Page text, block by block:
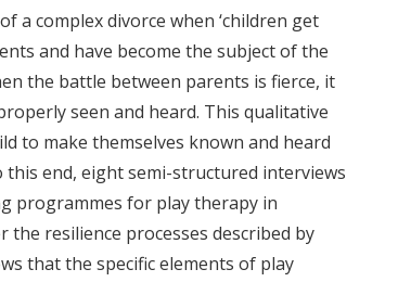
a complex divorce when ‘children get
and have become the subject of the
the battle between parents is fierce, it
seen and heard. This qualitative
to make themselves known and heard
end, eight semi-structured interviews
programmes for play therapy in
the resilience processes described by
that the specific elements of play